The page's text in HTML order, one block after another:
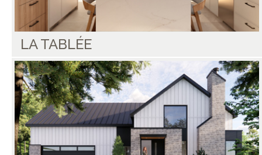
LA TABLÉE